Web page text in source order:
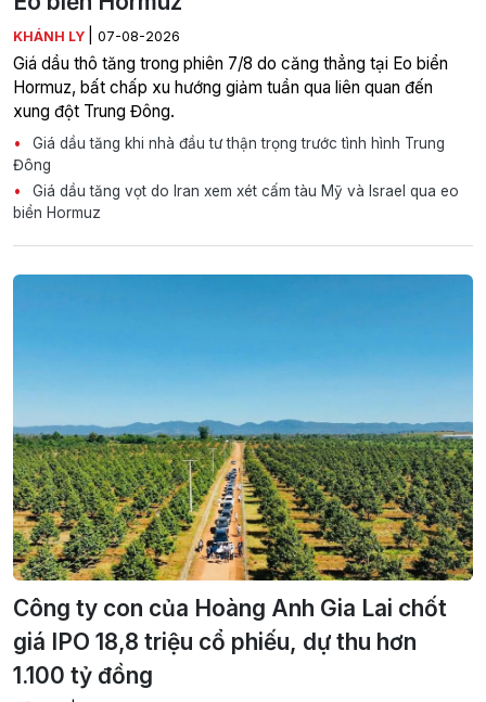
KHÁNH LY 07-08-2026
Giá dầu thô tăng trong phiên 7/8 do căng thẳng tại Eo biển
Hormuz, bất chấp xu hướng giảm tuần qua liên quan đến
xung đột Trung Đông.
Giá dầu tăng khi nhà đầu tư thận trọng trước tình hình Trung
Đông
Giá dầu tăng vọt do Iran xem xét cấm tàu Mỹ và Israel qua eo
biển Hormuz
Công ty con của Hoàng Anh Gia Lai chốt
giá IPO 18,8 triệu cổ phiếu, dự thu hơn
1.100 tỷ đồng